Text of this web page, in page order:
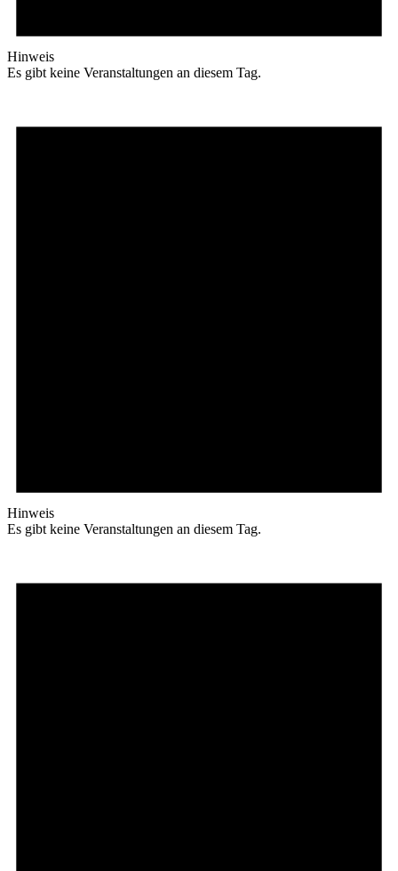
Hinweis
Es gibt keine Veranstaltungen an diesem Tag.
Hinweis
Es gibt keine Veranstaltungen an diesem Tag.